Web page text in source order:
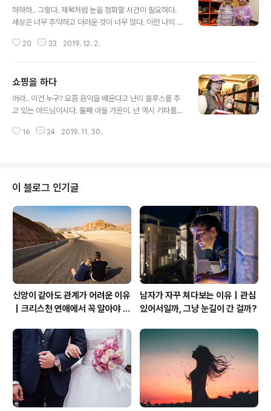
하하하.. 그렇다. 제목처럼 눈을 정화할 시간이 필요하다.
세상은 너무 추악하고 더러운 것이 너무 많다. 이런 나의 눈
일 시간이 되면 늘 자원봉사를 하는데. 이렇게 유아부 아이
피곤한 정신을 담아 본다. "사진 찍자." 그랬더니, "왜
요?"라고 묻던 이쁜이. 둘은 쌍둥이라고 한다. 그런데 안 닮
지 않았나? 얼씨구나. 둘이 좋아서 껴안고 있었다. 나도 덩
신기한지 필자의 머리도 만지고, 귀걸이도 만지고, 팔찌도
20 33 2019. 12. 2.
쇼핑을 하다
어라.. 이건 누구? 요즘 음악을 배운다고 난리 블루스를 추
고 있는 아드님이시다. 둘째 아들 가온이. 넌 역시 기타를
흔히 볼 수가 있는 풍경이 바로 크리스마스 장식을 하는 모
자기 하하하 낮아진다? ㅋㅋㅋㅋ 망가.. 뚜둥... 또 망가.. 뚜
둥... 여기도 있다. 저기도 있었다. ㅋㅋ 내 사랑 원피스. ㅋ
ㅋ 데스노트부터 고양이까지 다 섭렵하신 분이 나타난다.
바로 덕후가 되신 우리 아라 양이었다. 아라 양의 마지막 시
리즈를 찾았다. 아라 양이 수집하는 만화의 양은 상..
16 24 2019. 11. 30.
이 블로그 인기글
신앙이 같아도 관계가 어려운 이유
｜크리스천 연애에서 꼭 알아야 할
남자가 자꾸 쳐다보는 이유｜관심
있어서일까, 그냥 눈길이 간 걸까?